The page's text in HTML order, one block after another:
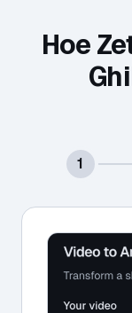
Hoe
1